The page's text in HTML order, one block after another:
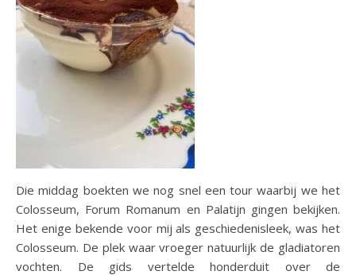
Die middag boekten we nog snel een tour waarbij we het
Colosseum, Forum Romanum en Palatijn gingen bekijken.
Het enige bekende voor mij als geschiedenisleek, was het
Colosseum. De plek waar vroeger natuurlijk de gladiatoren
vochten. De gids vertelde honderduit over de